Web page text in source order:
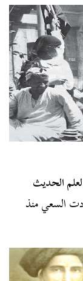
الحديث
السعي منذ